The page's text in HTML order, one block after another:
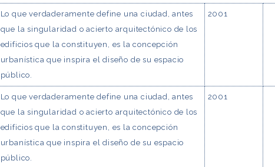
Lo que verdaderamente define una ciudad, antes
que la singularidad o acierto arquitectónico de los
edificios que la constituyen, es la concepción
urbanística que inspira el diseño de su espacio
público.
2001
Lo que verdaderamente define una ciudad, antes
que la singularidad o acierto arquitectónico de los
edificios que la constituyen, es la concepción
urbanística que inspira el diseño de su espacio
público.
2001